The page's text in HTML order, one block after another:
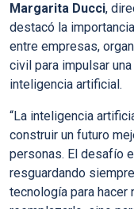
Margarita Ducci,
destacó la
entre empresas,
civil para impulsar
inteligencia artificial.
“La inteligencia
construir un futuro
personas. El desafío
resguardando
tecnología para hacer